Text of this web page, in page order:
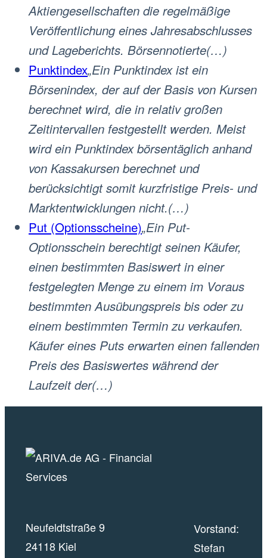
Aktiengesellschaften die regelmäßige
Veröffentlichung eines Jahresabschlusses
und Lageberichts. Börsennotierte(…)
Punktindex„Ein Punktindex ist ein
Börsenindex, der auf der Basis von Kursen
berechnet wird, die in relativ großen
Zeitintervallen festgestellt werden. Meist
wird ein Punktindex börsentäglich anhand
von Kassakursen berechnet und
berücksichtigt somit kurzfristige Preis- und
Marktentwicklungen nicht.(…)
Put (Optionsscheine)„Ein Put-
Optionsschein berechtigt seinen Käufer,
einen bestimmten Basiswert in einer
festgelegten Menge zu einem im Voraus
bestimmten Ausübungspreis bis oder zu
einem bestimmten Termin zu verkaufen.
Käufer eines Puts erwarten einen fallenden
Preis des Basiswertes während der
Laufzeit der(…)
Neufeldtstraße 9
24118 Kiel
Vorstand:
Stefan